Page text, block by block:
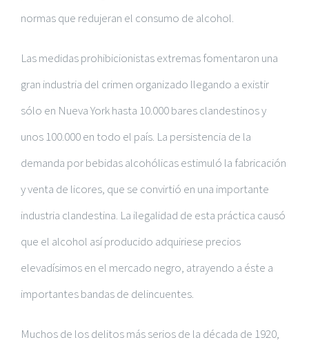
normas que redujeran el consumo de alcohol.
Las medidas prohibicionistas extremas fomentaron una
gran industria del crimen organizado llegando a existir
sólo en Nueva York hasta 10.000 bares clandestinos y
unos 100.000 en todo el país. La persistencia de la
demanda por bebidas alcohólicas estimuló la fabricación
y venta de licores, que se convirtió en una importante
industria clandestina. La ilegalidad de esta práctica causó
que el alcohol así producido adquiriese precios
elevadísimos en el mercado negro, atrayendo a éste a
importantes bandas de delincuentes.
Muchos de los delitos más serios de la década de 1920,